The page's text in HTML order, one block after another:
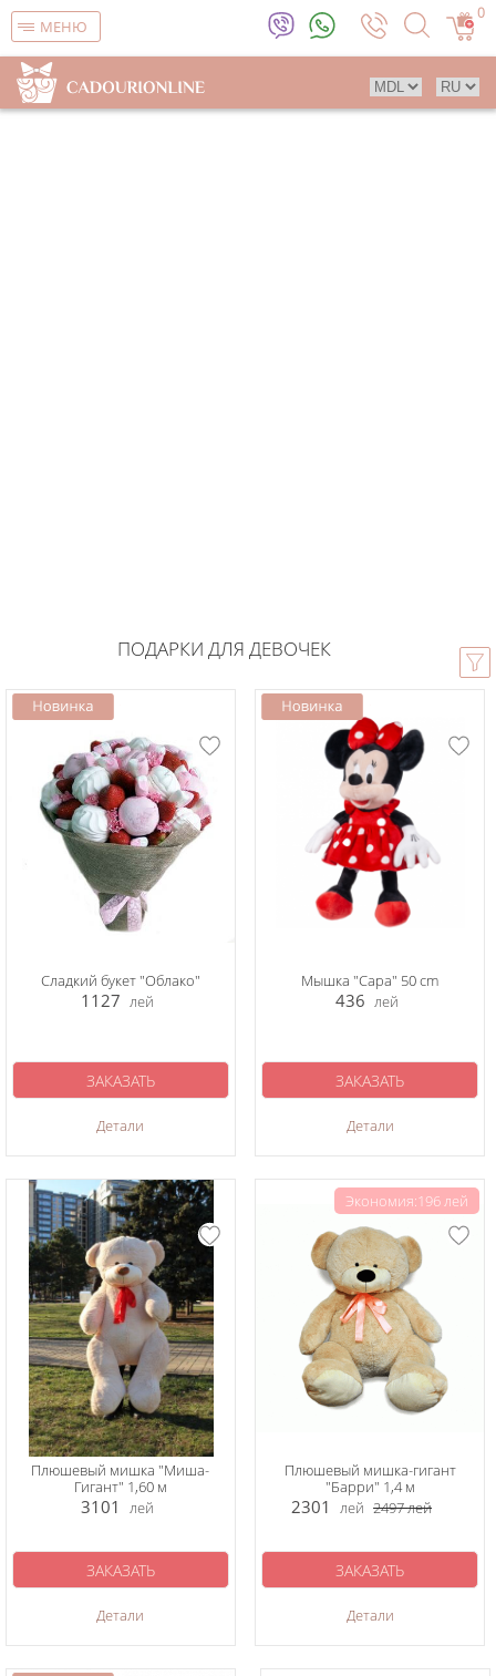
МЕНЮ
0
ПОДАРКИ ДЛЯ ДЕВОЧЕК
Сладкий букет "Облако"
1127 лей
Детали
ЗАКАЗАТЬ
Мышка "Сара" 50 cm
436 лей
Детали
ЗАКАЗАТЬ
Плюшевый мишка "Миша-
Гигант" 1,60 м
3101 лей
Детали
ЗАКАЗАТЬ
Экономия:196 лей
Плюшевый мишка-гигант
"Барри" 1,4 м
2301 лей 2497лей
Детали
ЗАКАЗАТЬ